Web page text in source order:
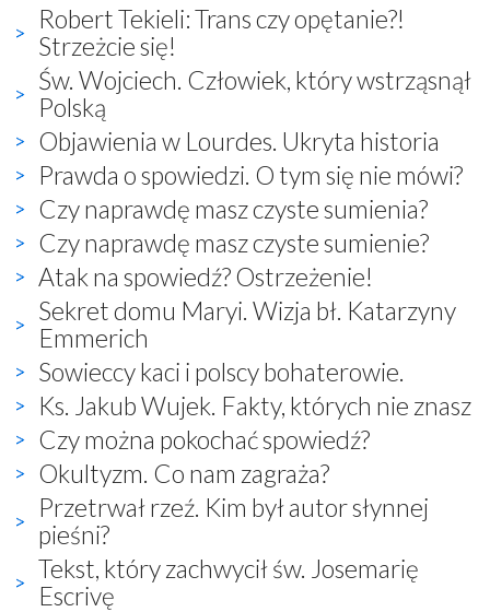
Robert Tekieli: Trans czy opętanie?!
Strzeżcie się!
Św. Wojciech. Człowiek, który wstrząsnął
Polską
Objawienia w Lourdes. Ukryta historia
Prawda o spowiedzi. O tym się nie mówi?
Czy naprawdę masz czyste sumienia?
Czy naprawdę masz czyste sumienie?
Atak na spowiedź? Ostrzeżenie!
Sekret domu Maryi. Wizja bł. Katarzyny
Emmerich
Sowieccy kaci i polscy bohaterowie.
Ks. Jakub Wujek. Fakty, których nie znasz
Czy można pokochać spowiedź?
Okultyzm. Co nam zagraża?
Przetrwał rzeź. Kim był autor słynnej
pieśni?
Tekst, który zachwycił św. Josemarię
Escrivę